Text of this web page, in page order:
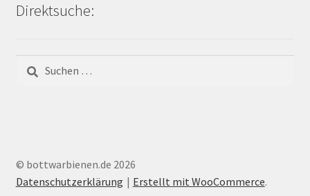
Direktsuche:
nach:
© bottwarbienen.de 2026
Datenschutzerklärung
Erstellt mit WooCommerce.